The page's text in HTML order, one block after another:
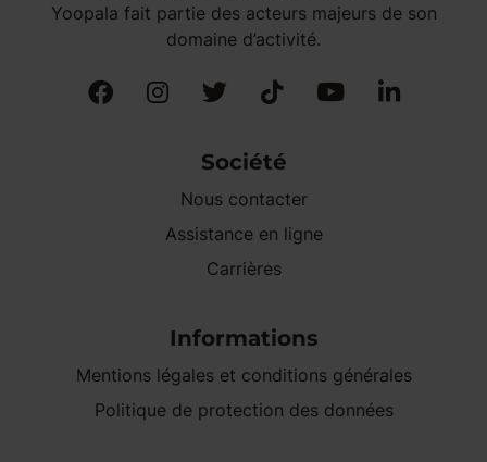
Yoopala fait partie des acteurs majeurs de son
domaine d’activité.
Société
Nous contacter
Assistance en ligne
Carrières
Informations
Mentions légales et conditions générales
Politique de protection des données